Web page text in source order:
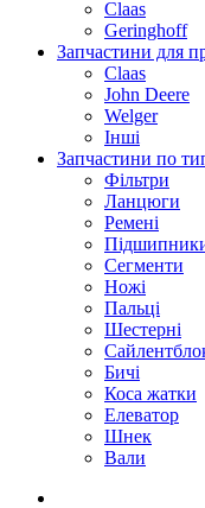
Claas
Geringhoff
Запчастини для
Claas
John Deere
Welger
Інші
Запчастини по
Фільтри
Ланцюги
Ремені
Сегменти
Ножі
Пальці
Шестерні
Бичі
Коса жатки
Елеватор
Шнек
Вали